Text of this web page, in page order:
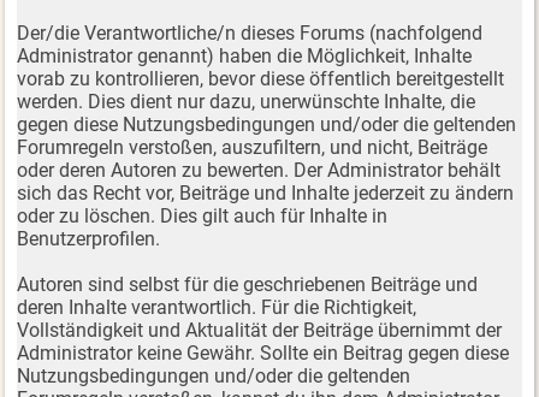
Der/die Verantwortliche/n dieses Forums (nachfolgend
Administrator genannt) haben die Möglichkeit, Inhalte
vorab zu kontrollieren, bevor diese öffentlich bereitgestellt
werden. Dies dient nur dazu, unerwünschte Inhalte, die
gegen diese Nutzungsbedingungen und/oder die geltenden
Forumregeln verstoßen, auszufiltern, und nicht, Beiträge
oder deren Autoren zu bewerten. Der Administrator behält
sich das Recht vor, Beiträge und Inhalte jederzeit zu ändern
oder zu löschen. Dies gilt auch für Inhalte in
Benutzerprofilen.
Autoren sind selbst für die geschriebenen Beiträge und
deren Inhalte verantwortlich. Für die Richtigkeit,
Vollständigkeit und Aktualität der Beiträge übernimmt der
Administrator keine Gewähr. Sollte ein Beitrag gegen diese
Nutzungsbedingungen und/oder die geltenden